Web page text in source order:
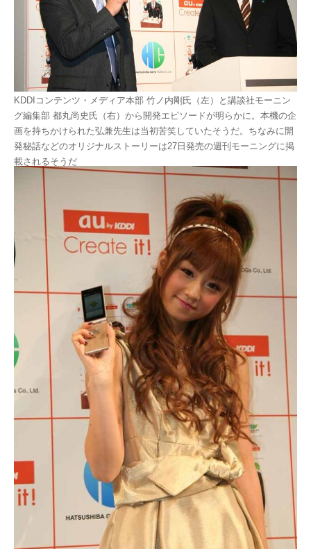
KDDIコンテンツ・メディア本部 竹ノ内剛氏（左）と講談社モーニン
グ編集部 都丸尚史氏（右）から開発エピソードが明らかに。本機の企
画を持ちかけられた弘兼先生は当初苦笑していたそうだ。ちなみに開
発秘話などのオリジナルストーリーは27日発売の週刊モーニングに掲
載されるそうだ